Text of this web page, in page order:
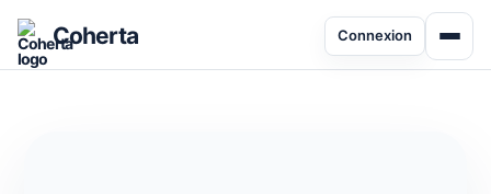
Coherta Connexion